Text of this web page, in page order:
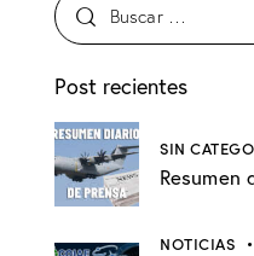
Post recientes
SIN
Resumen
NOTICIAS